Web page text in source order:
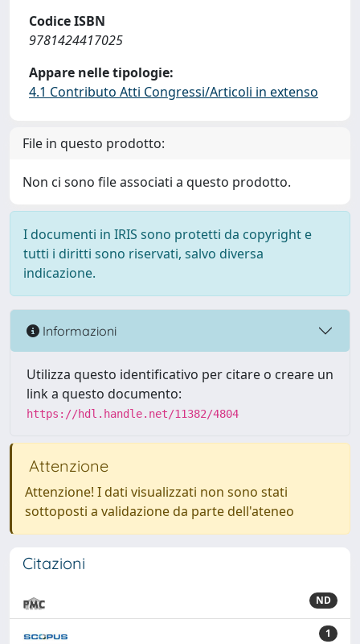
Codice ISBN
9781424417025
Appare nelle tipologie:
4.1 Contributo Atti Congressi/Articoli in extenso
File in questo prodotto:
Non ci sono file associati a questo prodotto.
I documenti in IRIS sono protetti da copyright e
tutti i diritti sono riservati, salvo diversa
indicazione.
Informazioni
Utilizza questo identificativo per citare o creare un
link a questo documento:
https://hdl.handle.net/11382/4804
Attenzione
Attenzione! I dati visualizzati non sono stati
sottoposti a validazione da parte dell'ateneo
Citazioni
ND
1